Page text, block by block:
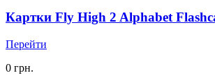
Картки Fly High 2 Alphabet
Перейти
0 грн.